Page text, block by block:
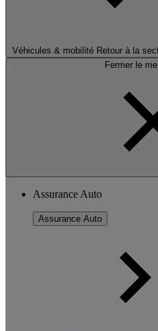
Véhicules & mobilité Retour à la
Fermer le
Assurance Auto
Assurance Auto